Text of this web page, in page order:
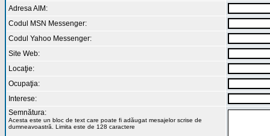
Adresa AIM:
Codul MSN Messenger:
Codul Yahoo Messenger:
Site Web:
Locaţie:
Ocupaţia:
Interese:
Semnătura:
Acesta este un bloc de text care poate fi adăugat mesajelor scrise de
dumneavoastră. Limita este de 128 caractere